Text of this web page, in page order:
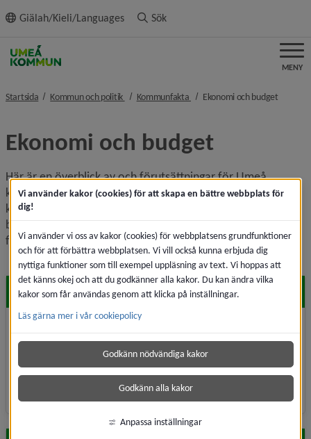
innehållet
Giälah/Kieli/Languages Sök
MENY
Startsida Kommun och politik nivå i brödsmulenavigeringen
Kommunfakta nivå i brödsmulenavigeringen
Ekonomi och budgetnivå i
Ekonomi och budget
Här är en överblick av och förutsättningar för Umeå
kommuns ekonomi – information om budget, intäkter och
kostnader, årsredovisning, förklaring av ekonomiska
begrepp och en beskrivning av hur ekonomin planeras och
följs upp.
Läge och förutsättningar
Sveriges kommuner står inför tuffa ekonomiska
utmaningar, det gäller även Umeå kommun. Läs mer
om läge och förutsättningar​ för Umeå kommuns
ekonomi.
Vi använder kakor (cookies) för att skapa en bättre webbplats för
dig!
Vi använder vi oss av kakor (cookies) för webbplatsens grundfunktioner
och för att förbättra webbplatsen. Vi vill också kunna erbjuda dig
nyttiga funktioner som till exempel uppläsning av text. Vi hoppas att
det känns okej och att du godkänner alla kakor. Du kan ändra vilka
kakor som får användas genom att klicka på inställningar.
Läs gärna mer i vår cookiepolicy
Godkänn nödvändiga kakor
Godkänn alla kakor
Anpassa inställningar